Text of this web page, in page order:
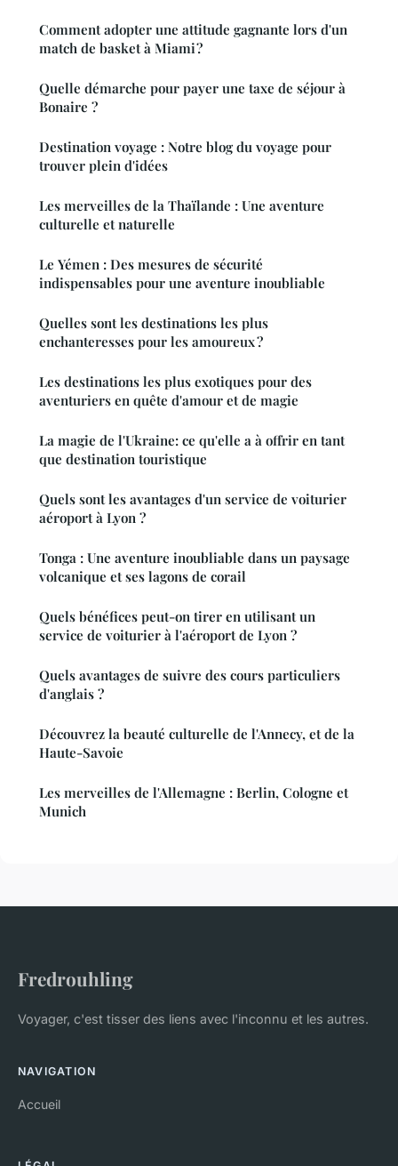
Comment adopter une attitude gagnante lors d'un
match de basket à Miami ?
Quelle démarche pour payer une taxe de séjour à
Bonaire ?
Destination voyage : Notre blog du voyage pour
trouver plein d'idées
Les merveilles de la Thaïlande : Une aventure
culturelle et naturelle
Le Yémen : Des mesures de sécurité
indispensables pour une aventure inoubliable
Quelles sont les destinations les plus
enchanteresses pour les amoureux ?
Les destinations les plus exotiques pour des
aventuriers en quête d'amour et de magie
La magie de l'Ukraine: ce qu'elle a à offrir en tant
que destination touristique
Quels sont les avantages d'un service de voiturier
aéroport à Lyon ?
Tonga : Une aventure inoubliable dans un paysage
volcanique et ses lagons de corail
Quels bénéfices peut-on tirer en utilisant un
service de voiturier à l'aéroport de Lyon ?
Quels avantages de suivre des cours particuliers
d'anglais ?
Découvrez la beauté culturelle de l'Annecy, et de la
Haute-Savoie
Les merveilles de l'Allemagne : Berlin, Cologne et
Munich
Fredrouhling
Voyager, c'est tisser des liens avec l'inconnu et les autres.
NAVIGATION
Accueil